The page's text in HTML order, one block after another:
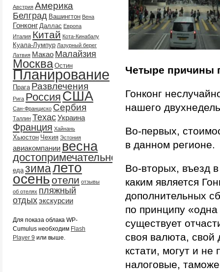
Австрия Америка
Белград Вашингтон Вена
Гонконг Даллас Европа
Италия Китай Кота-Кинабалу
Куала-Лумпур Лазурный берег
Латвия Макао Малайзия
Москва Остин
Планирование
Прага Развлечения
Рига Россия США
Сан-Франциско Сербия
Таллин ТехасУкраина
Франция Хайнань
Хьюстон Чехия Эстония
авиакомпании весна
достопримечательности
еда зималето
осеньотели отзывы
об отелях пляжный
отдыхэкскурсии
Для показа облака WP-
Cumulus необходим Flash
Player 9 или выше.
Четыре причины
Гонконг
нашего
Во-первых,
в данном регионе.
Во-вторых, въезд
каким является
дополнительных
по принципу
существует
своя валюта, свой
кстати, могут и не
налоговые,